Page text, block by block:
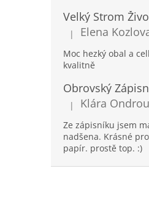
Hodnocení produktu
| Elena
Moc hezký obal a
kvalitně
Hodnocení produktu
| Klára
Ze zápisníku jsem
nadšena. Krásné
papír. prostě top. :)